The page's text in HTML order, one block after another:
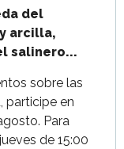
del
arcilla,
salinero...
sobre las
participe en
Para
de 15:00